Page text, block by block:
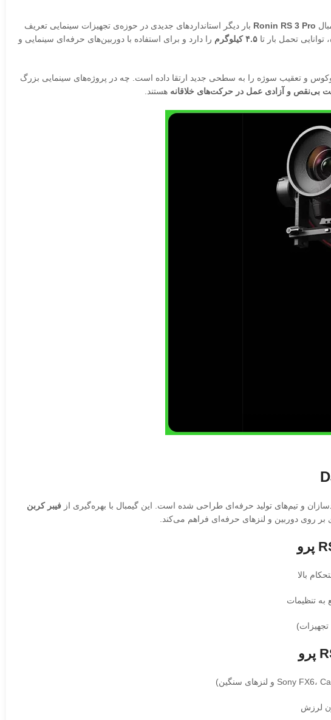
Ronin RS 3 Pro بار دیگر استانداردهای جدیدی در حوزه‌ی تجهیزات سینمایی تعریف
تحمل بار تا ۴.۵ کیلوگرم
را دارد و برای استفاده با دوربین‌های حرفه‌ای سینمایی و
و تعقیب سوژه را به سطحی جدید ارتقا داده است. چه در پروژه‌های سینمایی بزرگ
بی‌نقص و آزادی عمل در حرکت‌های خلاقانه هستند.
و تیم‌های تولید حرفه‌ای طراحی شده است. این گیمبال با بهره‌گیری از فیبر کربن
بالا
لرزش